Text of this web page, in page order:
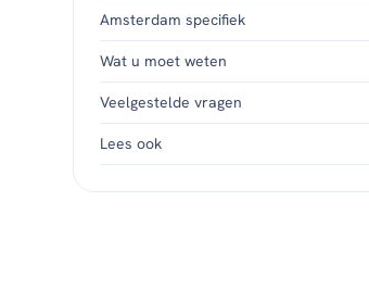
Amsterdam specifiek
Wat u moet weten
Veelgestelde vragen
Lees ook